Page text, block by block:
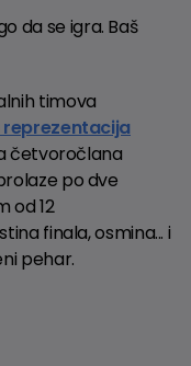
da se igra. Baš
timova
reprezentacija
četvoročlana
po dve
od 12
finala, osmina... i
pehar.